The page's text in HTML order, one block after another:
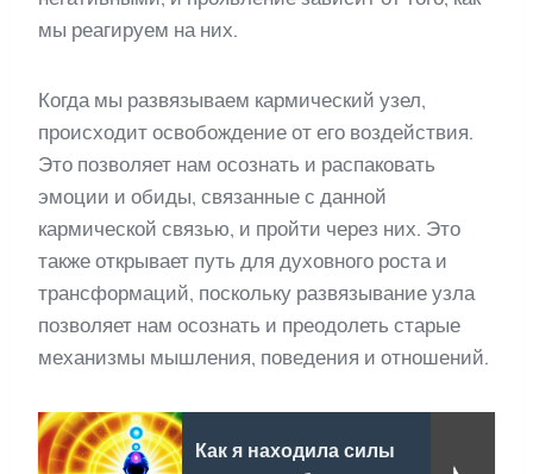
мы реагируем на них.
Когда мы развязываем кармический узел,
происходит освобождение от его воздействия.
Это позволяет нам осознать и распаковать
эмоции и обиды, связанные с данной
кармической связью, и пройти через них. Это
также открывает путь для духовного роста и
трансформаций, поскольку развязывание узла
позволяет нам осознать и преодолеть старые
механизмы мышления, поведения и отношений.
Как я находила силы